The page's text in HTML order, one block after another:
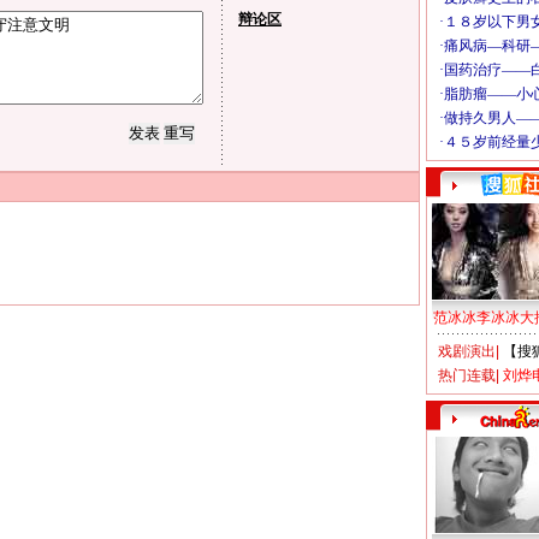
辩论区
范冰冰李冰冰大
戏剧演出
【
热门连载 刘烨